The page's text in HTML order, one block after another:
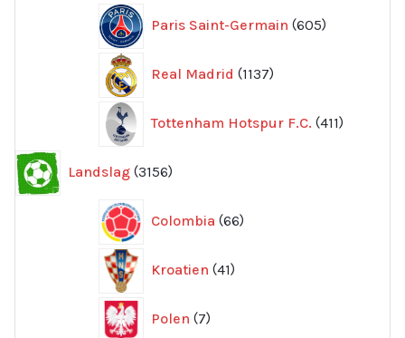
Paris Saint-Germain 605
produkter
Real Madrid 1137
produkter
Tottenham Hotspur F.C. 411
produkter
Landslag 3156
produkter
Colombia 66
produkter
Kroatien 41
produkter
Polen 7
produkter